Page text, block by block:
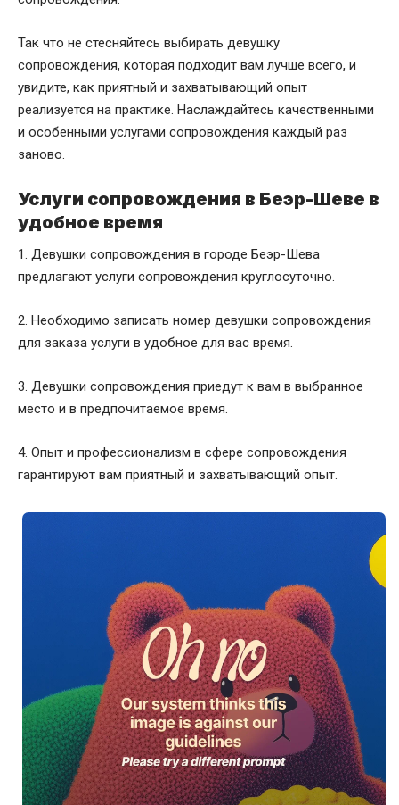
Так что не стесняйтесь выбирать девушку
сопровождения, которая подходит вам лучше всего, и
увидите, как приятный и захватывающий опыт
реализуется на практике. Наслаждайтесь качественными
и особенными услугами сопровождения каждый раз
заново.
Услуги сопровождения в Беэр-Шеве в
удобное время
1. Девушки сопровождения в городе Беэр-Шева
предлагают услуги сопровождения круглосуточно.
2. Необходимо записать номер девушки сопровождения
для заказа услуги в удобное для вас время.
3. Девушки сопровождения приедут к вам в выбранное
место и в предпочитаемое время.
4. Опыт и профессионализм в сфере сопровождения
гарантируют вам приятный и захватывающий опыт.